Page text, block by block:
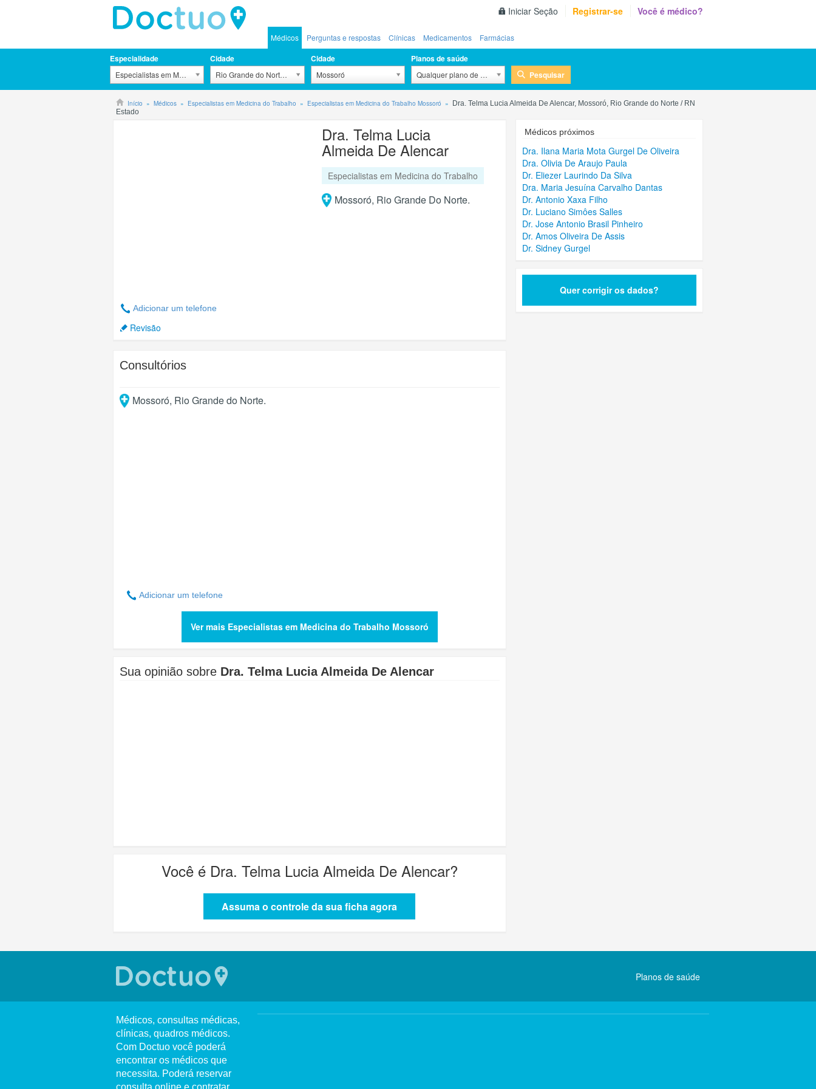
Iniciar Seção Registrar-se Você é médico?
Médicos Perguntas e respostas Clínicas Medicamentos Farmácias
Especialidade
Especialistas em Medicina do Trabalho
Cidade
Rio Grande do Norte / RN
Cidade
Mossoró
Planos de saúde
Qualquer plano de saúde Pesquisar
Início Médicos Especialistas em Medicina do Trabalho Especialistas em Medicina do Trabalho Mossoró
Dra. Telma Lucia Almeida De Alencar, Mossoró, Rio Grande do Norte / RN
Estado
Adicionar um telefone
Revisão
Dra. Telma Lucia
Almeida De Alencar
Especialistas em Medicina do Trabalho
Mossoró, Rio Grande Do Norte.
Consultórios
Mossoró, Rio Grande do Norte.
Adicionar um telefone
Ver mais Especialistas em Medicina do Trabalho Mossoró
Sua opinião sobre Dra. Telma Lucia Almeida De Alencar
Você é Dra. Telma Lucia Almeida De Alencar?
Assuma o controle da sua ficha agora
Médicos próximos
Dra. Ilana Maria Mota Gurgel De Oliveira
Dra. Olivia De Araujo Paula
Dr. Eliezer Laurindo Da Silva
Dra. Maria Jesuína Carvalho Dantas
Dr. Antonio Xaxa Filho
Dr. Luciano Simôes Salles
Dr. Jose Antonio Brasil Pinheiro
Dr. Amos Oliveira De Assis
Dr. Sidney Gurgel
Quer corrigir os dados?
Planos de saúde
Médicos, consultas médicas,
clínicas, quadros médicos.
Com Doctuo você poderá
encontrar os médicos que
necessita. Poderá reservar
consulta online e contratar